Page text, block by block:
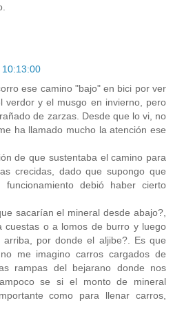
ese camino "bajo" en bici por ver
verdor y el musgo en invierno, pero
de zarzas. Desde que lo vi, no
ha llamado mucho la atención ese
de que sustentaba el camino para
crecidas, dado que supongo que
debió haber cierto
sacarían el mineral desde abajo?,
cuestas o a lomos de burro y luego
arriba, por donde el aljibe?. Es que
me imagino carros cargados de
rampas del bejarano donde nos
se si el monto de mineral
como para llenar carros,